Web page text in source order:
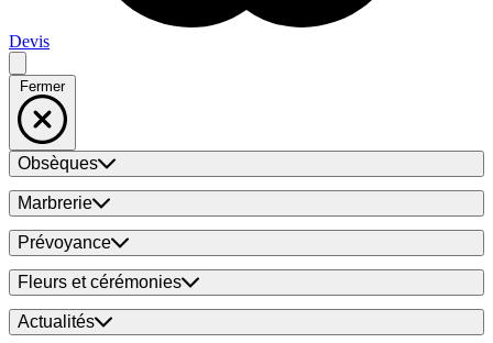
Devis
Fermer
Obsèques
Marbrerie
Prévoyance
Fleurs et cérémonies
Actualités